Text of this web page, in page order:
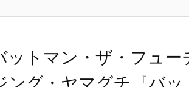
ットマン・ザ・フュ
ング・ヤマグチ『バ